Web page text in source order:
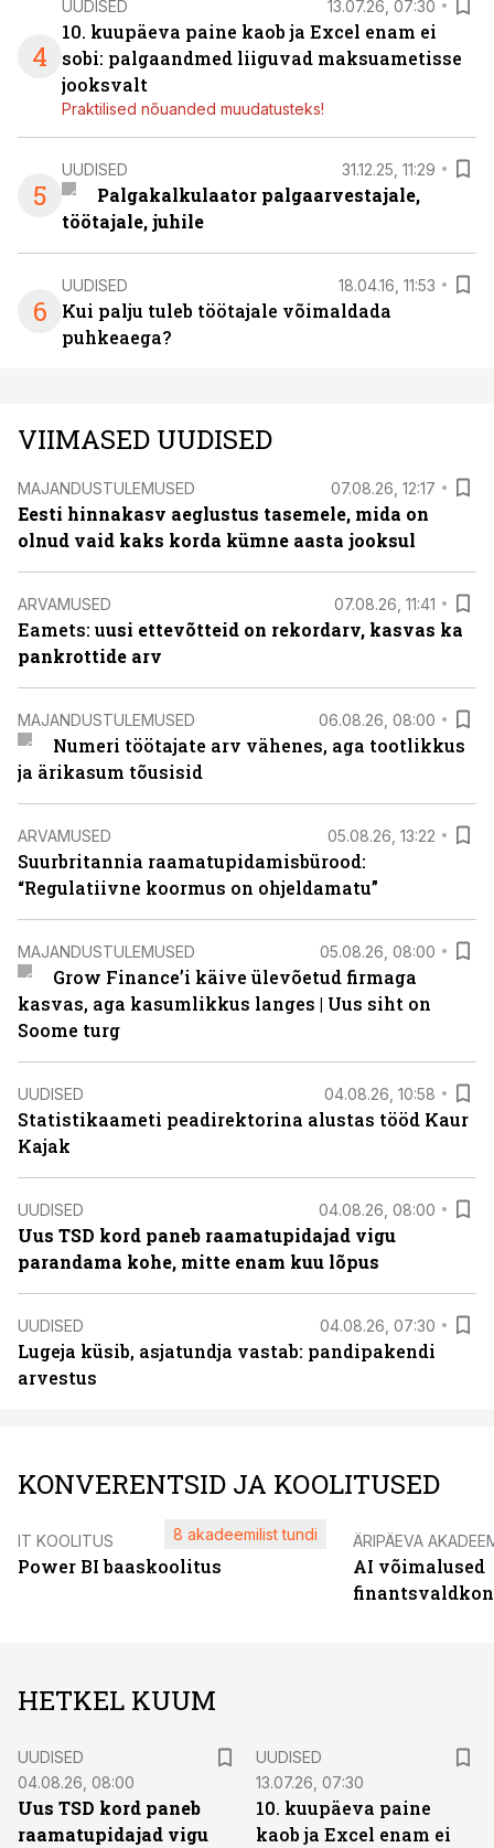
4
UUDISED 13.07.26, 07:30
10. kuupäeva paine kaob ja Excel enam ei
sobi: palgaandmed liiguvad maksuametisse
jooksvalt
Praktilised nõuanded muudatusteks!
5
UUDISED 31.12.25, 11:29
Palgakalkulaator palgaarvestajale,
töötajale, juhile
6
UUDISED 18.04.16, 11:53
Kui palju tuleb töötajale võimaldada
puhkeaega?
VIIMASED UUDISED
MAJANDUSTULEMUSED 07.08.26, 12:17
Eesti hinnakasv aeglustus tasemele, mida on
olnud vaid kaks korda kümne aasta jooksul
ARVAMUSED 07.08.26, 11:41
Eamets: uusi ettevõtteid on rekordarv, kasvas ka
pankrottide arv
MAJANDUSTULEMUSED 06.08.26, 08:00
Numeri töötajate arv vähenes, aga tootlikkus
ja ärikasum tõusisid
ARVAMUSED 05.08.26, 13:22
Suurbritannia raamatupidamisbürood:
“Regulatiivne koormus on ohjeldamatu”
MAJANDUSTULEMUSED 05.08.26, 08:00
Grow Finance’i käive ülevõetud firmaga
kasvas, aga kasumlikkus langes | Uus siht on
Soome turg
UUDISED 04.08.26, 10:58
Statistikaameti peadirektorina alustas tööd Kaur
Kajak
UUDISED 04.08.26, 08:00
Uus TSD kord paneb raamatupidajad vigu
parandama kohe, mitte enam kuu lõpus
UUDISED 04.08.26, 07:30
Lugeja küsib, asjatundja vastab: pandipakendi
arvestus
KONVERENTSID JA KOOLITUSED
IT KOOLITUS
Power BI baaskoolitus
8 akadeemilist tundi ÄRIPÄEVA
AI võimalused
HETKEL KUUM
UUDISED
04.08.26, 08:00
Uus TSD kord paneb
raamatupidajad vigu
UUDISED
13.07.26, 07:30
10. kuupäeva paine
kaob ja Excel enam ei